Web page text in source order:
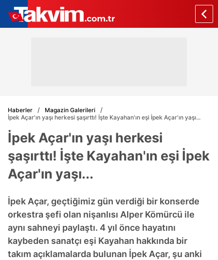
Haberler
Magazin Galerileri
İpek Açar'ın yaşı herkesi şaşırttı! İşte Kayahan'ın eşi İpek Açar'ın yaşı...
İpek Açar'ın yaşı herkesi
şaşırttı! İşte Kayahan'ın eşi İpek
Açar'ın yaşı...
İpek Açar, geçtiğimiz gün verdiği bir konserde
orkestra şefi olan nişanlısı Alper Kömürcü ile
aynı sahneyi paylaştı. 4 yıl önce hayatını
kaybeden sanatçı eşi Kayahan hakkında bir
takım açıklamalarda bulunan İpek Açar, şu anki